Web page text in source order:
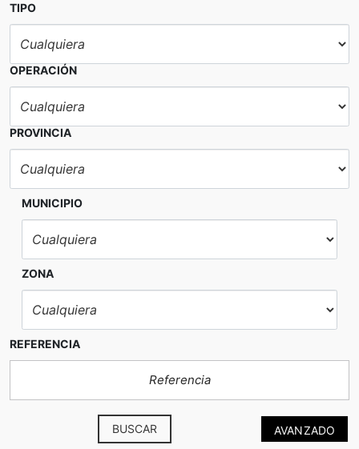
TIPO
OPERACIÓN
PROVINCIA
MUNICIPIO
ZONA
REFERENCIA
AVANZADO
BUSCAR